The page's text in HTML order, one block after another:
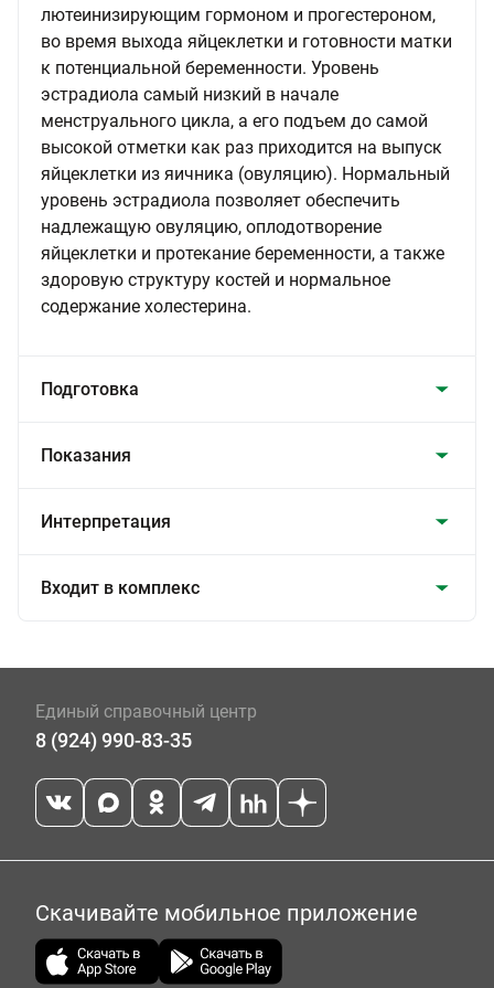
лютеинизирующим гормоном и прогестероном,
во время выхода яйцеклетки и готовности матки
к потенциальной беременности. Уровень
эстрадиола самый низкий в начале
менструального цикла, а его подъем до самой
высокой отметки как раз приходится на выпуск
яйцеклетки из яичника (овуляцию). Нормальный
уровень эстрадиола позволяет обеспечить
надлежащую овуляцию, оплодотворение
яйцеклетки и протекание беременности, а также
здоровую структуру костей и нормальное
содержание холестерина.
Подготовка
Показания
Интерпретация
Входит в комплекс
Единый справочный центр
8 (924) 990-83-35
Скачивайте мобильное приложение